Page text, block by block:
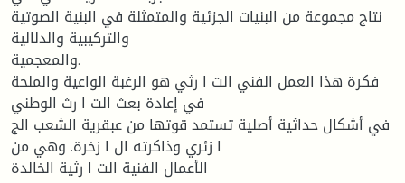
نتاج مجموعة من البنیات الجزئیة والمتمثلة في البنیة الصوتیة
والتركیبیة والدلالیة
والمعجمیة.
فكرة هذا العمل الفني الت ا رثي هو الرغبة الواعیة والملحة
في إعادة بعث الت ا رث الوطني
في أشكال حداثیة أصلیة تستمد قوتها من عبقریة الشعب الج
ا زئري وذاكرته ال ا زخرة. وهي من
الأعمال الفنیة الت ا رثیة الخالدة